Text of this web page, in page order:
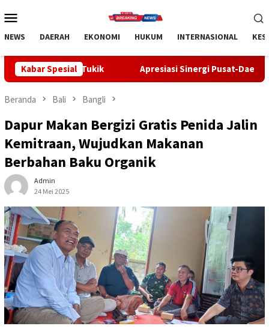
ke
Mobile
NEWS DAERAH EKONOMI HUKUM INTERNASIONAL
Kabar SpesialApresiasi Sinergi Pusat-Daerah, Bupati Bangli Buka
Beranda Bali Bangli
Dapur Makan Bergizi Gratis Penida Jalin
Kemitraan, Wujudkan Makanan
Berbahan Baku Organik
Admin
24 Mei 2025